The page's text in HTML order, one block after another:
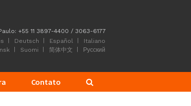
+55 11 3897-4400 / 3063-6177
Deutsch Español
Italiano
Suomi 简体中文 Русский
Contato